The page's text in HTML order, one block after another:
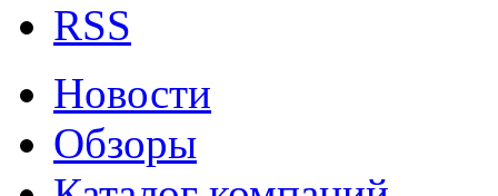
RSS
Новости
Обзоры